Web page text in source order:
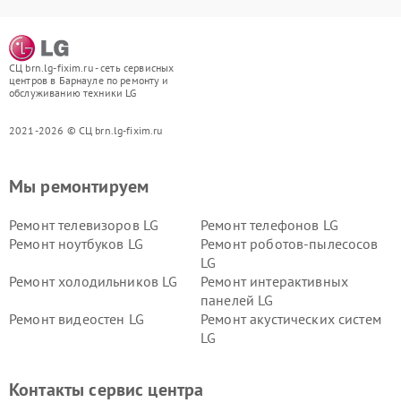
СЦ brn.lg-fixim.ru - сеть сервисных
центров в Барнауле по ремонту и
обслуживанию техники LG
2021-2026 © СЦ brn.lg-fixim.ru
Мы ремонтируем
Ремонт телевизоров LG
Ремонт телефонов LG
Ремонт ноутбуков LG
Ремонт роботов-пылесосов
LG
Ремонт холодильников LG
Ремонт интерактивных
панелей LG
Ремонт видеостен LG
Ремонт акустических систем
LG
Ремонт морозильных камер
Ремонт вертикальных
Контакты сервис центра